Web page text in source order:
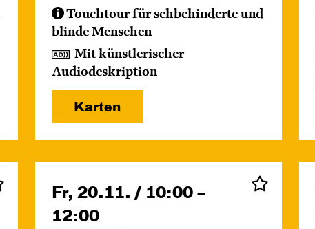
Touchtour für sehbehinderte und
blinde Menschen
Mit künstlerischer
Audiodeskription
Karten
Fr, 20.11. / 10:00 –
12:00